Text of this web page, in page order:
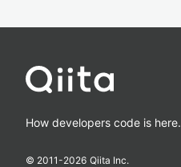
How developers code is here.
© 2011-2026 Qiita Inc.